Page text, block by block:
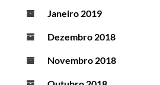
Janeiro 2019
Dezembro 2018
Novembro 2018